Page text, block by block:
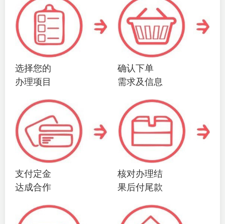
选择您的
办理项目
确认下单
需求及信息
支付定金
达成合作
核对办理结
果后付尾款